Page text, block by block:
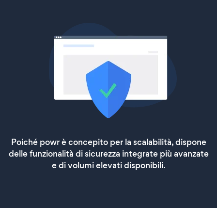
Poiché powr è concepito per la scalabilità, dispone
delle funzionalità di sicurezza integrate più avanzate
e di volumi elevati disponibili.